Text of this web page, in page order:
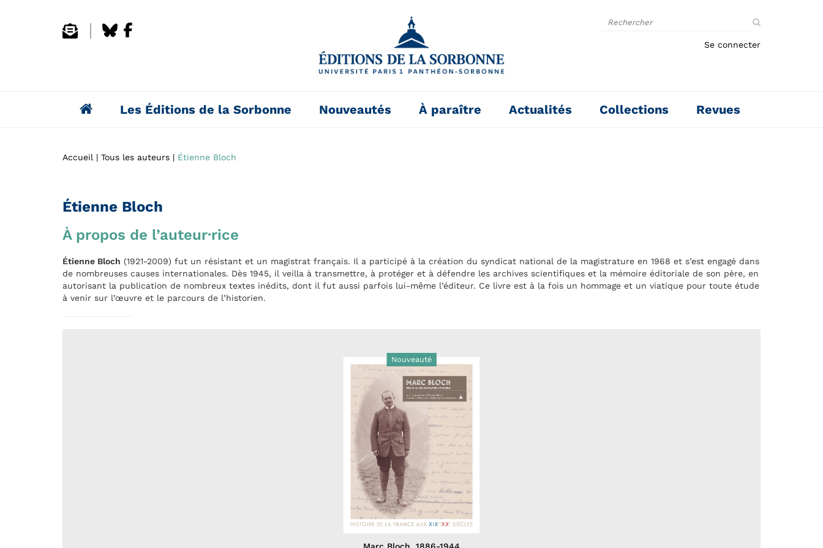
le
Se connecter
Les Éditions de la Sorbonne Nouveautés À paraître Actualités Collections Revues
Accueil Tous les auteurs Étienne Bloch
Étienne Bloch
À propos de l’auteur·rice
Étienne Bloch (1921-2009) fut un résistant et un magistrat français. Il a participé à la création du syndicat national de la magistrature en 1968 et s’est engagé dans
de nombreuses causes internationales. Dès 1945, il veilla à transmettre, à protéger et à défendre les archives scientifiques et la mémoire éditoriale de son père, en
autorisant la publication de nombreux textes inédits, dont il fut aussi parfois lui-même l’éditeur. Ce livre est à la fois un hommage et un viatique pour toute étude
à venir sur l’œuvre et le parcours de l’historien.
Nouveauté